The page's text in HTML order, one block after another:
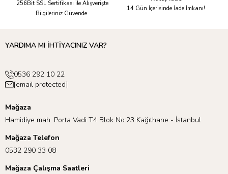
256Bit SSL Sertifikası ile Alışverişte
Bilgileriniz Güvende.
14 Gün İçerisinde İade İmkanı!
YARDIMA MI İHTİYACINIZ VAR?
0536 292 10 22
[email protected]
Mağaza
Hamidiye mah. Porta Vadi T4 Blok No:23 Kağıthane - İstanbul
Mağaza Telefon
0532 290 33 08
Mağaza Çalışma Saatleri